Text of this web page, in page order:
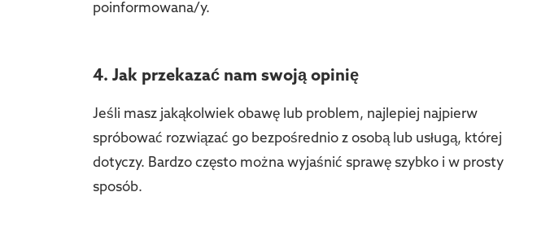
poinformowana/y.
4. Jak przekazać nam swoją opinię
Jeśli masz jakąkolwiek obawę lub problem, najlepiej najpierw
spróbować rozwiązać go bezpośrednio z osobą lub usługą, której
dotyczy. Bardzo często można wyjaśnić sprawę szybko i w prosty
sposób.